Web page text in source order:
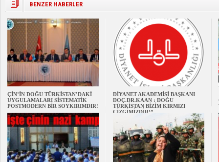
BENZER HABERLER
ÇİN’İN DOĞU TÜRKİSTAN’DAKİ
UYGULAMALARI SİSTEMATİK
POSTMODERN BİR SOYKIRIMDIR!
DİYANET AKADEMİSİ BAŞKANI
DOÇ.DR.KAAN : DOĞU
TÜRKİSTAN BİZİM KIRMIZI
ÇİZGİMİZDİR!”